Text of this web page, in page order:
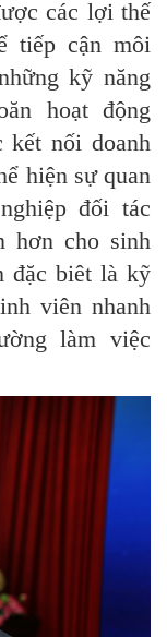
các lợi thế
tiếp cận môi
kỹ năng
hoạt động
nối doanh
hiện sự quan
đối tác
hơn cho sinh
đặc biêt là kỹ
viên nhanh
làm việc